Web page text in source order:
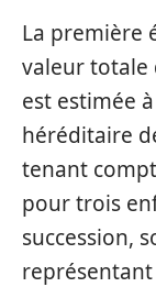
La première
valeur totale
est estimée
héréditaire
tenant
pour trois
succession,